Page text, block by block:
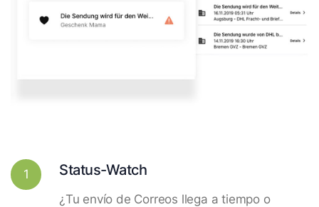
1 Status-Watch
¿Tu envío de Correos llega a tiempo o